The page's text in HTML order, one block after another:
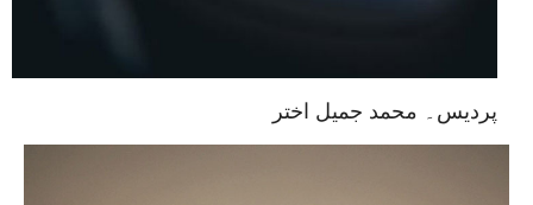
پردیس۔ محمد جمیل اختر